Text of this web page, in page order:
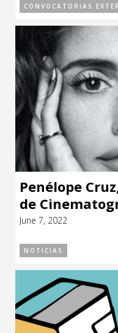
CONVOCATORIAS
Penélope
de
June 7, 2022
NOTICIAS